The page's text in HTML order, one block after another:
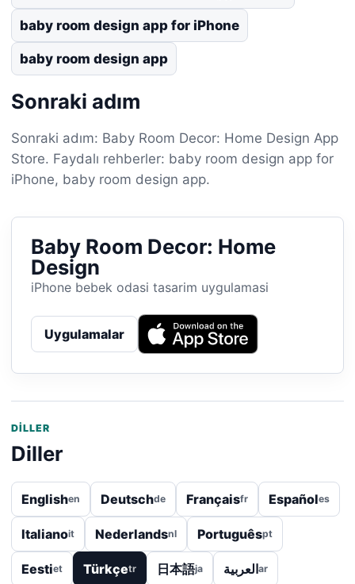
baby room design app for iPhone
baby room design app
Sonraki adım
Sonraki adım: Baby Room Decor: Home Design App
Store. Faydalı rehberler: baby room design app for
iPhone, baby room design app.
Baby Room Decor: Home
Design
iPhone bebek odasi tasarim uygulamasi
Uygulamalar
DILLER
Diller
Englishen Deutschde Françaisfr Españoles
Italianoit Nederlandsnl Portuguêspt
Eestiet Türkçetr 日本語ja العربيةar